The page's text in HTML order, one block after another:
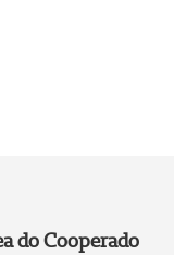
do Cooperado